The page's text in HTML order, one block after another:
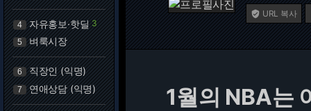
4 자유홍보·핫딜 3
5 벼룩시장
6 직장인 (익명)
7 연애상담 (익명)
 URL 복사
1월의 NBA는